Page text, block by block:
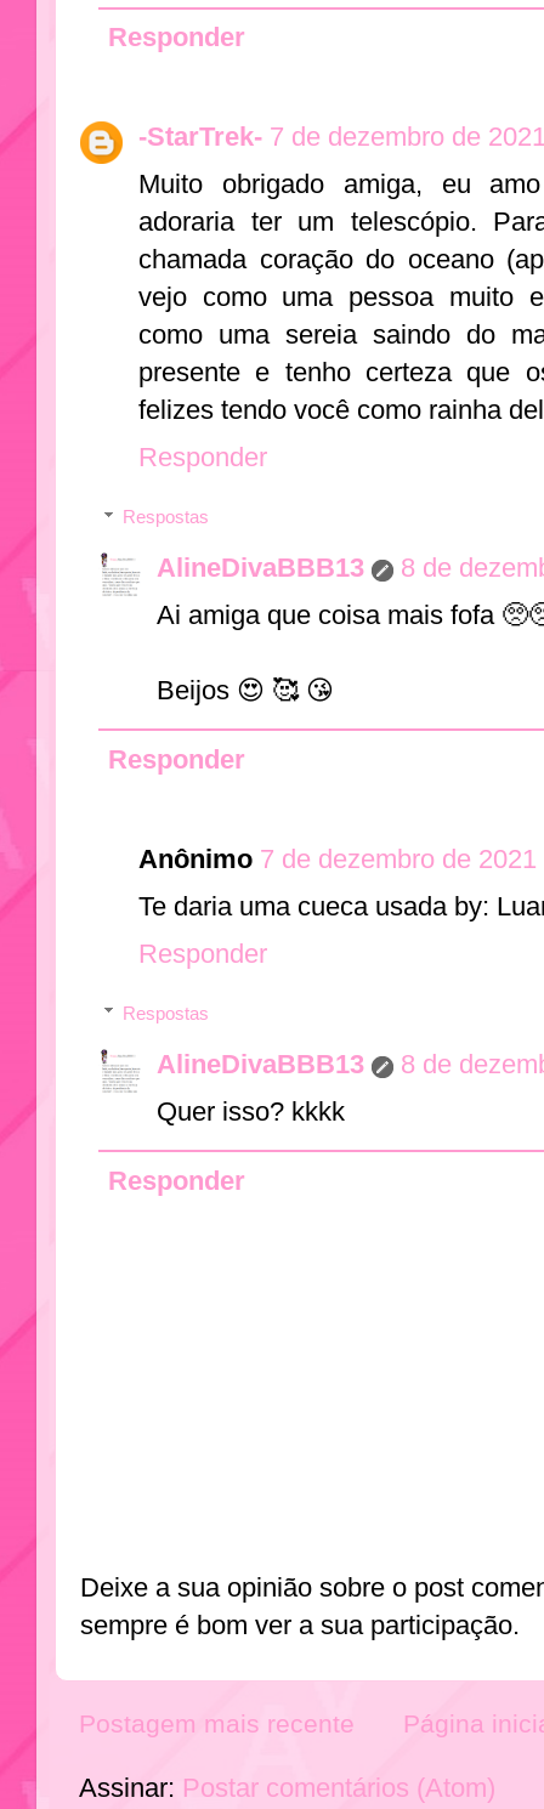
Responder
-StarTrek- 7 de dezembro de
Muito obrigado amiga, eu
adoraria ter um telescópio.
chamada coração do oceano
vejo como uma pessoa muito
como uma sereia saindo do
presente e tenho certeza que
felizes tendo você como rainha
Responder
Respostas
AlineDivaBBB13
8 de
Ai amiga que coisa mais fofa
Beijos 😍 🥰 😘
Responder
Anônimo 7 de dezembro de
Te daria uma cueca usada by:
Responder
Respostas
AlineDivaBBB13
8 de
Quer isso? kkkk
Responder
Deixe a sua opinião sobre o post
sempre é bom ver a sua participação.
Postagem mais recente Página
Assinar: Postar comentários (Atom)